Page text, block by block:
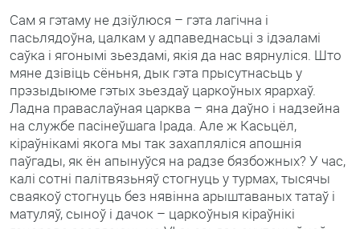
Сам я гэтаму не дзіўлюся – гэта лагічна і
пасьлядоўна, цалкам у адпаведнасьці з ідэаламі
саўка і ягонымі зьездамі, якія да нас вярнуліся. Што
мяне дзівіць сёньня, дык гэта прысутнасьць у
прэзыдыюме гэтых зьездаў царкоўных ярархаў.
Ладна праваслаўная царква – яна даўно і надзейна
на службе пасінеўшага Ірада. Але ж Касьцёл,
кіраўнікамі якога мы так захапляліся апошнія
паўгады, як ён апынуўся на радзе бязбожных? У час,
калі сотні палітвязьняў стогнуць у турмах, тысячы
сваякоў стогнуць без нявінна арыштаваных татаў і
матуляў, сыноў і дачок – царкоўныя кіраўнікі